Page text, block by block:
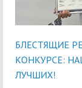
БЛЕСТЯЩИЕ
КОНКУРСЕ:
ЛУЧШИХ!